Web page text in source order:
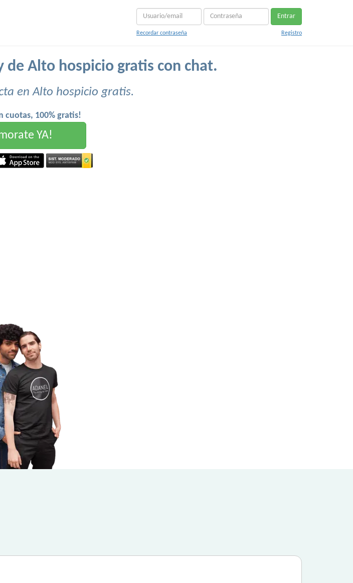
Entrar
Recordar contraseña Registro
de Alto hospicio gratis con chat.
en Alto hospicio gratis.
cuotas, 100% gratis!
YA!